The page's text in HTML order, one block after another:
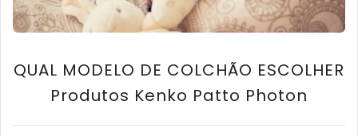
QUAL MODELO DE COLCHÃO ESCOLHER
Produtos Kenko Patto Photon